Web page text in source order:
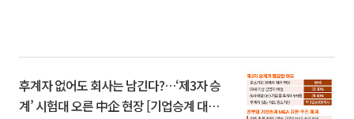
후계자 없어도 회사는 남긴다?…‘제3자 승
계’ 시험대 오른 中企 현장 [기업승계 대전